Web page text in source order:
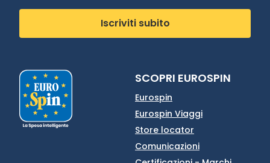
Iscriviti subito
SCOPRI EUROSPIN
Eurospin
Eurospin Viaggi
Store locator
Comunicazioni